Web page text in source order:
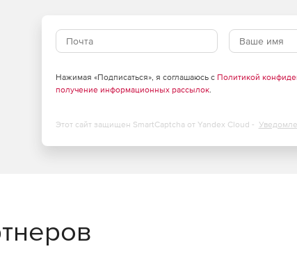
Нажимая «Подписаться», я соглашаюсь с Политикой
получение информационных рассылок.
Этот сайт защищен SmartCaptcha от Yandex Cloud -